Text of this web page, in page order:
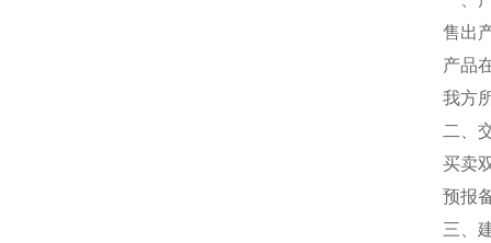
售出
产品
我方
二、
买卖
预报
三、